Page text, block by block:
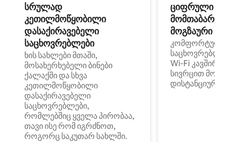
სრულად
კეთილმოწყობილი
დასაქირავებელი
საცხოვრებლები
ხის სახლები მთაში,
მოსახერხებელი ბინები
ქალაქში და სხვა
კეთილმოწყობილი
დასაქირავებელი
საცხოვრებლები,
რომლებშიც ყველა პირობაა,
თავი ისე რომ იგრძნოთ,
როგორც საკუთარ სახლში.
ციფრული
მოგზაური
კომფორტული
Wi‑Fi
სივრცით
დისტანციური